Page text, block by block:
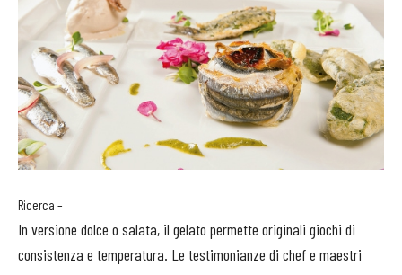
Ricerca –
In versione dolce o salata, il gelato permette originali giochi di
consistenza e temperatura. Le testimonianze di chef e maestri